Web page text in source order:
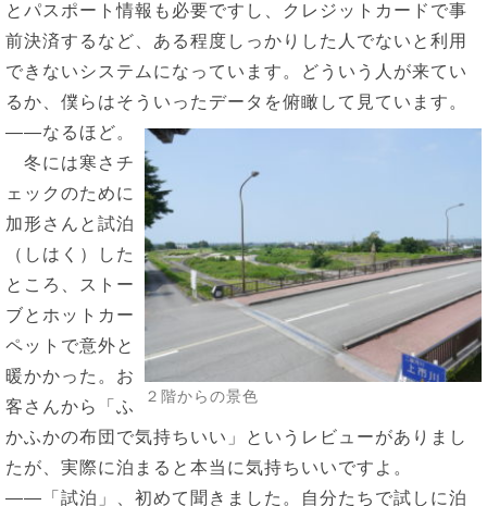
とパスポート情報も必要ですし、クレジットカードで事
前決済するなど、ある程度しっかりした人でないと利用
できないシステムになっています。どういう人が来てい
るか、僕らはそういったデータを俯瞰して見ています。
２階からの景色
――なるほど。
冬には寒さチ
ェックのために
加形さんと試泊
（しはく）した
ところ、ストー
ブとホットカー
ペットで意外と
暖かかった。お
客さんから「ふ
かふかの布団で気持ちいい」というレビューがありまし
たが、実際に泊まると本当に気持ちいいですよ。
――「試泊」、初めて聞きました。自分たちで試しに泊